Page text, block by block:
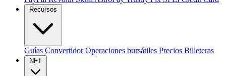
Recursos
Guías ConvertidorOperaciones bursátiles Precios Billeteras
NFT